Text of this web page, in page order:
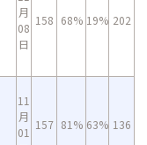
月
08
日
158 68% 19% 202
11
月
01
157 81% 63% 136